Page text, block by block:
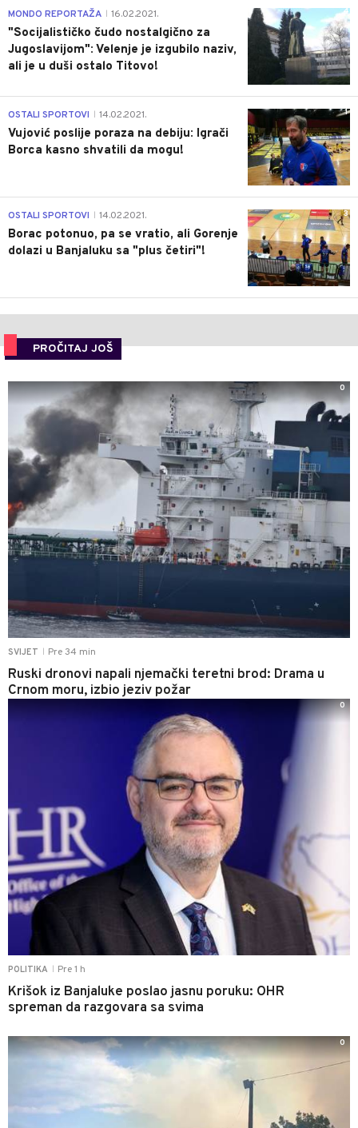
4
MONDO REPORTAŽA 16.02.2021.
"Socijalističko čudo nostalgično za
Jugoslavijom": Velenje je izgubilo naziv,
ali je u duši ostalo Titovo!
1
OSTALI SPORTOVI 14.02.2021.
Vujović poslije poraza na debiju: Igrači
Borca kasno shvatili da mogu!
3
OSTALI SPORTOVI 14.02.2021.
Borac potonuo, pa se vratio, ali Gorenje
dolazi u Banjaluku sa "plus četiri"!
PROČITAJ JOŠ
SVIJET Pre 34 min
Ruski dronovi napali njemački teretni brod: Drama u
Crnom moru, izbio jeziv požar
0
POLITIKA Pre 1 h
Krišok iz Banjaluke poslao jasnu poruku: OHR
spreman da razgovara sa svima
0
0